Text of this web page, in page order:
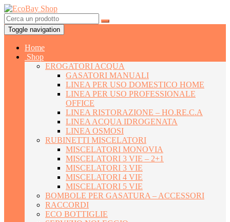
Toggle navigation
Home
Shop
EROGATORI ACQUA
GASATORI MANUALI
LINEA PER USO DOMESTICO HOME
LINEA PER USO PROFESSIONALE
OFFICE
LINEA RISTORAZIONE – HO.RE.C.A
LINEA ACQUA IDROGENATA
LINEA OSMOSI
RUBINETTI MISCELATORI
MISCELATORI MONOVIA
MISCELATORI 3 VIE – 2+1
MISCELATORI 3 VIE
MISCELATORI 4 VIE
MISCELATORI 5 VIE
BOMBOLE PER GASATURA – ACCESSORI
RACCORDI
ECO BOTTIGLIE